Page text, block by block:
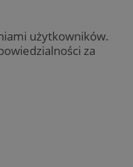
użytkowników.
za